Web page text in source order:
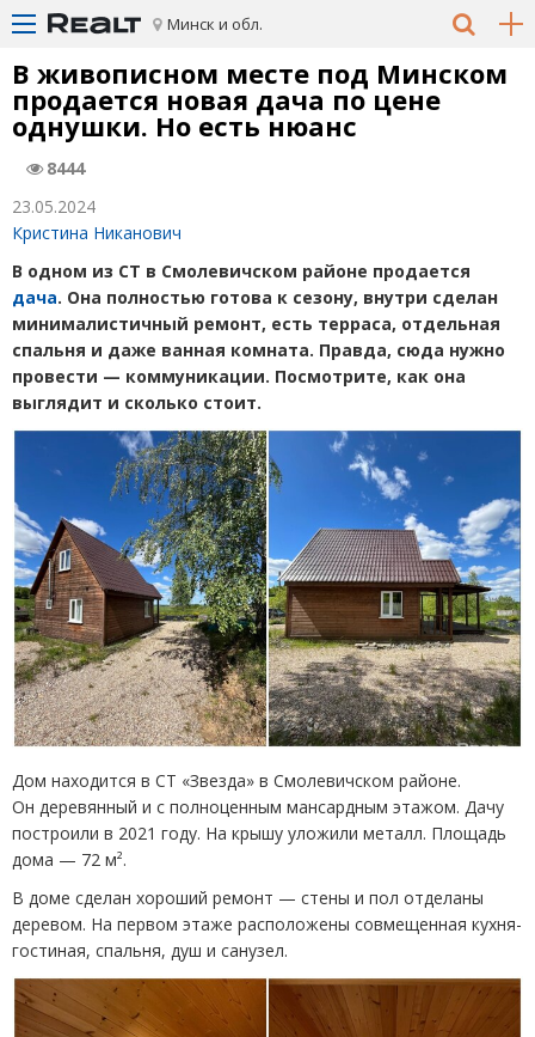
Минск и обл.
В живописном месте под Минском
продается новая дача по цене
однушки. Но есть нюанс
8444
23.05.2024
Кристина Никанович
В одном из СТ в Смолевичском районе продается
дача. Она полностью готова к сезону, внутри сделан
минималистичный ремонт, есть терраса, отдельная
спальня и даже ванная комната. Правда, сюда нужно
провести — коммуникации. Посмотрите, как она
выглядит и сколько стоит.
Дом находится в СТ «Звезда» в Смолевичском районе.
Он деревянный и с полноценным мансардным этажом. Дачу
построили в 2021 году. На крышу уложили металл. Площадь
дома — 72 м².
В доме сделан хороший ремонт — стены и пол отделаны
деревом. На первом этаже расположены совмещенная кухня-
гостиная, спальня, душ и санузел.